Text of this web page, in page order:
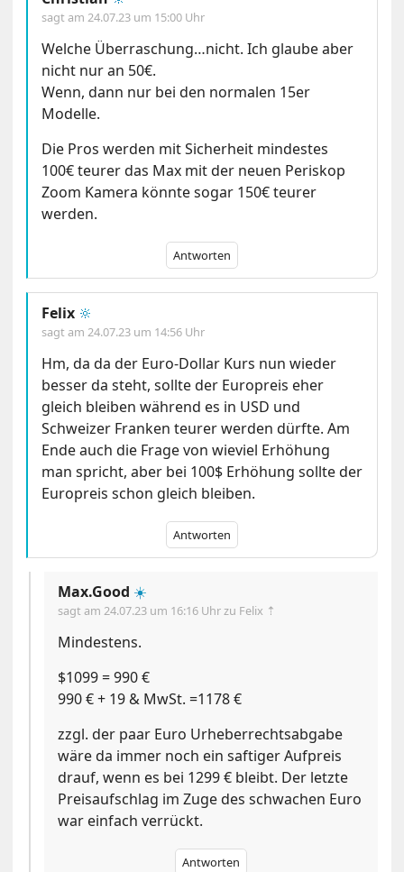
sagt am24.07.23 um 15:00 Uhr
Welche Überraschung…nicht. Ich glaube aber
nicht nur an 50€.
Wenn, dann nur bei den normalen 15er
Modelle.
Die Pros werden mit Sicherheit mindestes
100€ teurer das Max mit der neuen Periskop
Zoom Kamera könnte sogar 150€ teurer
werden.
Antworten
Felix 🔆
sagt am24.07.23 um 14:56 Uhr
Hm, da da der Euro-Dollar Kurs nun wieder
besser da steht, sollte der Europreis eher
gleich bleiben während es in USD und
Schweizer Franken teurer werden dürfte. Am
Ende auch die Frage von wieviel Erhöhung
man spricht, aber bei 100$ Erhöhung sollte der
Europreis schon gleich bleiben.
Antworten
Max.Good ☀️
sagt am24.07.23 um 16:16 Uhrzu Felix ⇡
Mindestens.
$1099 = 990 €
990 € + 19 & MwSt. =1178 €
zzgl. der paar Euro Urheberrechtsabgabe
wäre da immer noch ein saftiger Aufpreis
drauf, wenn es bei 1299 € bleibt. Der letzte
Preisaufschlag im Zuge des schwachen Euro
war einfach verrückt.
Antworten